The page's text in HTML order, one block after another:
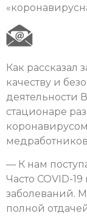
Как рассказал
качеству и
деятельности
стационаре
— К нам
Часто COVID-
заболеваний.
полной